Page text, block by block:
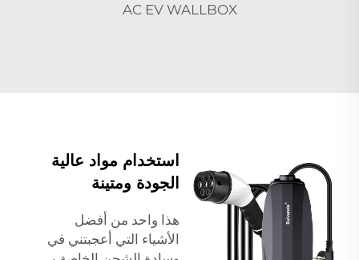
AC EV WALLBOX
استخدام مواد عالية
الجودة ومتينة
هذا واحد من أفضل
الأشياء التي أعجبتني في